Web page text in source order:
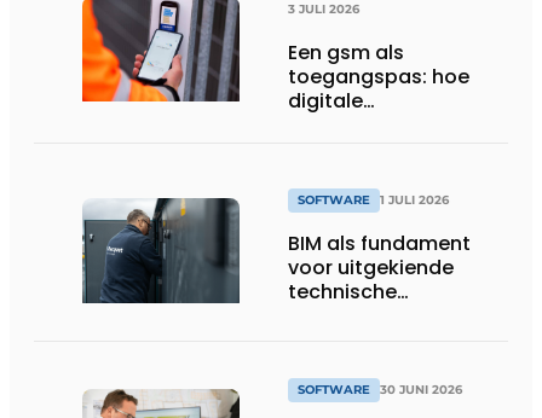
3 JULI 2026
Een gsm als
toegangspas: hoe
digitale
SOFTWARE 1 JULI 2026
BIM als fundament
voor uitgekiende
technische
SOFTWARE 30 JUNI 2026